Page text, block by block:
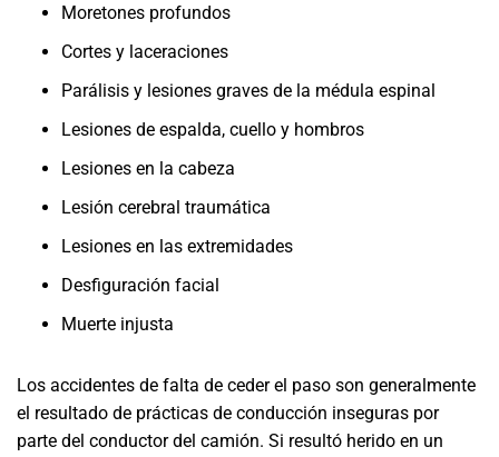
Moretones profundos
Cortes y laceraciones
Parálisis y lesiones graves de la médula espinal
Lesiones de espalda, cuello y hombros
Lesiones en la cabeza
Lesión cerebral traumática
Lesiones en las extremidades
Desfiguración facial
Muerte injusta
Los accidentes de falta de ceder el paso son generalmente
el resultado de prácticas de conducción inseguras por
parte del conductor del camión. Si resultó herido en un